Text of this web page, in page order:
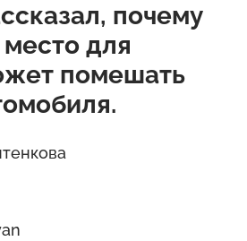
почему
для
помешать